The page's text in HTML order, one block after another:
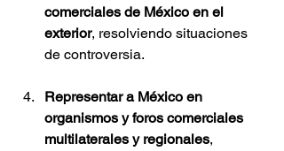
comerciales de México en el
exterior, resolviendo situaciones
de controversia.
Representar a México en
organismos y foros comerciales
multilaterales y regionales,